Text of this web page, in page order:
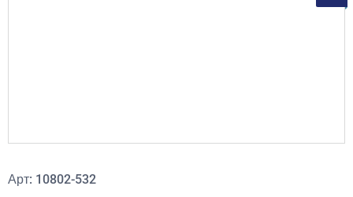
Арт: 10802-532